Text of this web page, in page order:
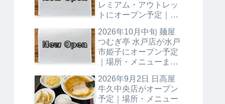
レミアム・アウトレッ
トにオープン予定｜場
2026年10月中旬 麺屋
つむぎ亭 水戸店が水戸
市姫子にオープン予定
｜場所・メニューまと
2026年9月2日 日高屋
牛久中央店がオープン
予定｜場所・メニュー